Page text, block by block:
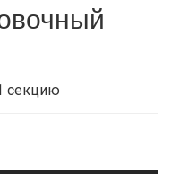
секцию